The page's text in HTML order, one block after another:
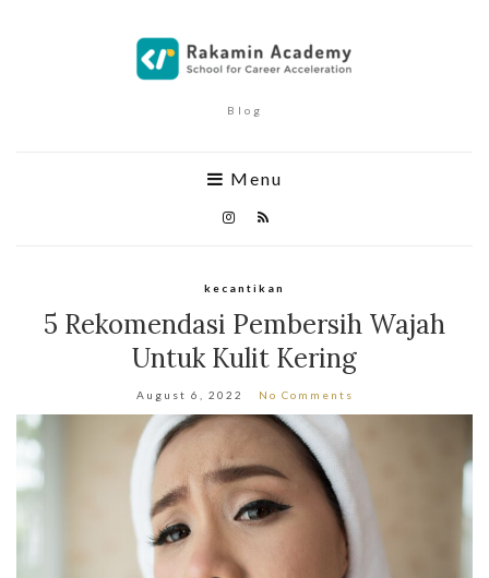
Blog
Menu
kecantikan
5 Rekomendasi Pembersih Wajah
Untuk Kulit Kering
August 6, 2022 No Comments